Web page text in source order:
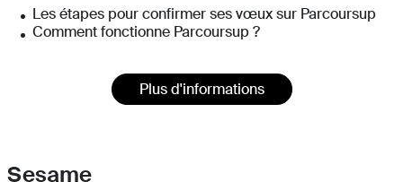
Les étapes pour confirmer ses vœux sur Parcoursup
Comment fonctionne Parcoursup ?
Plus d'informations
Sesame